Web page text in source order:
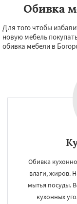
Обивка
Для того чтобы
новую мебель
обивка мебели в
Обивка
влаги, жиров.
мытья посуды.
кухонных